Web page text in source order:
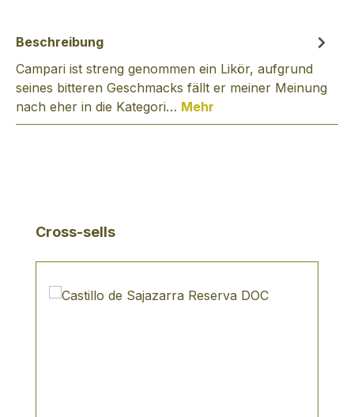
Beschreibung
Campari ist streng genommen ein Likör, aufgrund
seines bitteren Geschmacks fällt er meiner Meinung
nach eher in die Kategori… Mehr
Produktgalerie überspringen
Cross-sells